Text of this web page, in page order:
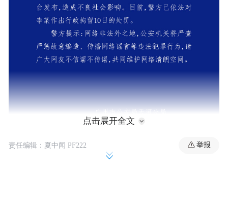
点击展开全文
责任编辑：夏中闻 PF222 举报